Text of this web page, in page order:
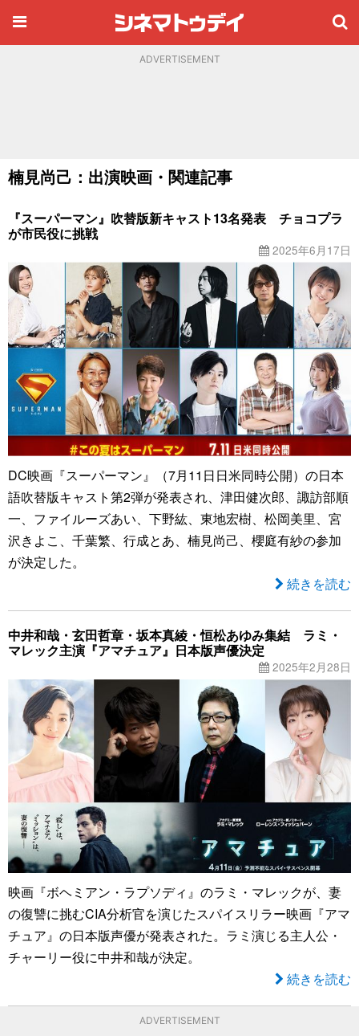
ADVERTISEMENT
楠見尚己：出演映画・関連記事
『スーパーマン』吹替版新キャスト13名発表 チョコプラ
が市民役に挑戦
2025年6月17日
DC映画『スーパーマン』（7月11日日米同時公開）の日本
語吹替版キャスト第2弾が発表され、津田健次郎、諏訪部順
一、ファイルーズあい、下野紘、東地宏樹、松岡美里、宮
沢きよこ、千葉繁、行成とあ、楠見尚己、櫻庭有紗の参加
が決定した。
続きを読む
中井和哉・玄田哲章・坂本真綾・恒松あゆみ集結 ラミ・
マレック主演『アマチュア』日本版声優決定
2025年2月28日
映画『ボヘミアン・ラプソディ』のラミ・マレックが、妻
の復讐に挑むCIA分析官を演じたスパイスリラー映画『アマ
チュア』の日本版声優が発表された。ラミ演じる主人公・
チャーリー役に中井和哉が決定。
続きを読む
ADVERTISEMENT